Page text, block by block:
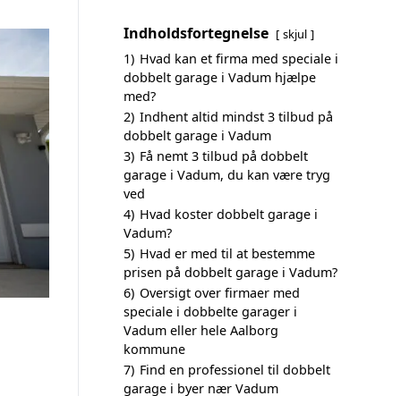
Indholdsfortegnelse skjul
1) Hvad kan et firma med speciale i
dobbelt garage i Vadum hjælpe
med?
2) Indhent altid mindst 3 tilbud på
dobbelt garage i Vadum
3) Få nemt 3 tilbud på dobbelt
garage i Vadum, du kan være tryg
ved
4) Hvad koster dobbelt garage i
Vadum?
5) Hvad er med til at bestemme
prisen på dobbelt garage i Vadum?
6) Oversigt over firmaer med
speciale i dobbelte garager i
Vadum eller hele Aalborg
kommune
7) Find en professionel til dobbelt
garage i byer nær Vadum